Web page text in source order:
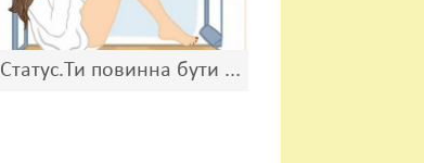
Статус.Ти повинна бути ...